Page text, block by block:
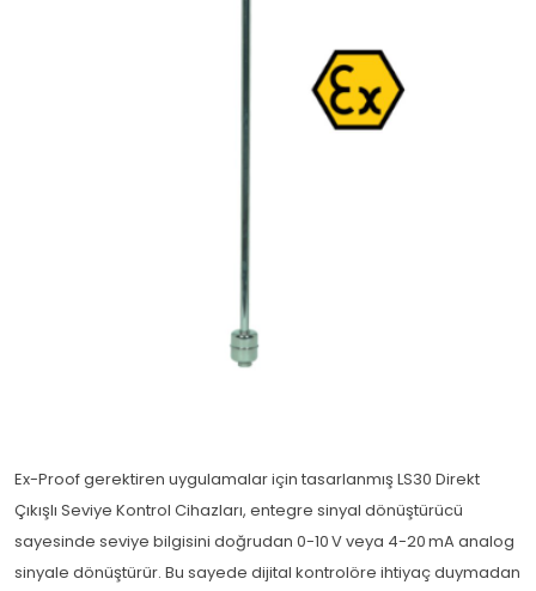
Ex-Proof gerektiren uygulamalar için tasarlanmış LS30 Direkt
Çıkışlı Seviye Kontrol Cihazları, entegre sinyal dönüştürücü
sayesinde seviye bilgisini doğrudan 0-10 V veya 4-20 mA analog
sinyale dönüştürür. Bu sayede dijital kontrolöre ihtiyaç duymadan